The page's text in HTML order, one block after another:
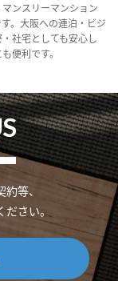
ンスリーマンション
。大阪への連泊・ビジ
社宅としても安心し
便利です。
等、
ださい。